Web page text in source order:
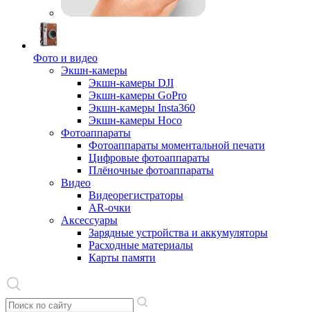
Фото и видео
Экшн-камеры
Экшн-камеры DJI
Экшн-камеры GoPro
Экшн-камеры Insta360
Экшн-камеры Hoco
Фотоаппараты
Фотоаппараты моментальной печати
Цифровые фотоаппараты
Плёночные фотоаппараты
Видео
Видеорегистраторы
AR-очки
Аксессуары
Зарядные устройства и аккумуляторы
Расходные материалы
Карты памяти